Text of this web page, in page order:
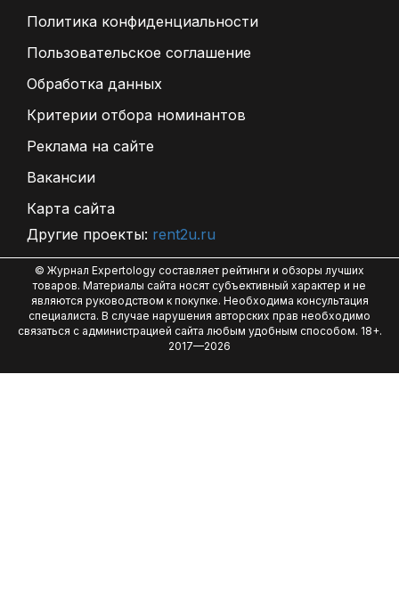
Политика конфиденциальности
Пользовательское соглашение
Обработка данных
Критерии отбора номинантов
Реклама на сайте
Вакансии
Карта сайта
Другие проекты: rent2u.ru
© Журнал Expertology составляет рейтинги и обзоры лучших
товаров. Материалы сайта носят субъективный характер и не
являются руководством к покупке. Необходима консультация
специалиста. В случае нарушения авторских прав необходимо
связаться с администрацией сайта любым удобным способом. 18+.
2017—2026